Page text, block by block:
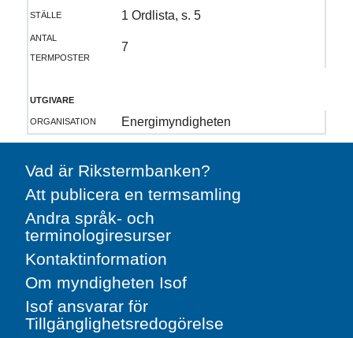
ställe
1 Ordlista, s. 5
antal
termposter
7
utgivare
organisation
Energimyndigheten
Vad är Rikstermbanken?
Att publicera en termsamling
Andra språk- och
terminologiresurser
Kontaktinformation
Om myndigheten Isof
Isof ansvarar för
Tillgänglighetsredogörelse